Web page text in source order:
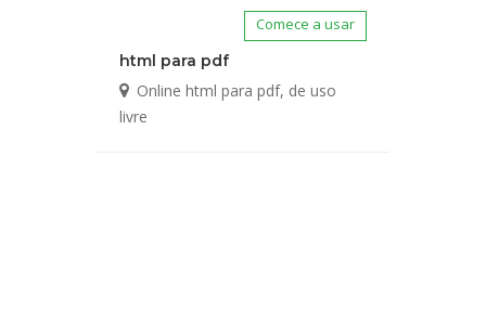
Comece a usar
html para pdf
Online html para pdf, de uso
livre